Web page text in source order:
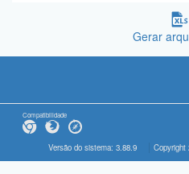
Gerar
Compatibilidade
Versão do sistema: 3.88.9 Copyright